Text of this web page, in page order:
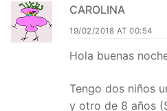
CAROLINA
19/02/2018 AT 00:54
Hola buenas
Tengo dos niños
y otro de 8 años